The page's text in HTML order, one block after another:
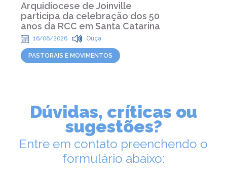
Arquidiocese de Joinville
participa da celebração dos 50
anos da RCC em Santa Catarina
16/06/2026 Ouça
PASTORAIS E MOVIMENTOS
Dúvidas, críticas ou
sugestões?
Entre em contato preenchendo o
formulário abaixo: